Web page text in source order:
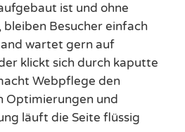
ist und ohne
Besucher einfach
wartet gern auf
klickt sich durch kaputte
Webpflege den
Optimierungen und
läuft die Seite flüssig